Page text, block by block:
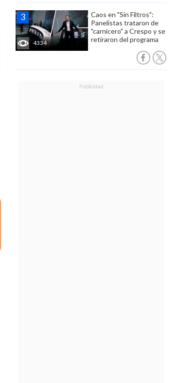
4334
Caos en "Sin Filtros":
Panelistas trataron de
"carnicero" a Crespo y se
retiraron del programa